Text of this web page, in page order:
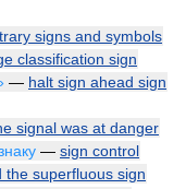
signs and symbols
classification sign
— halt sign ahead sign
signal was at danger
— sign control
the superfluous sign